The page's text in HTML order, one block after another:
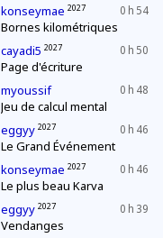
0 h 54
konseymae 2027
Bornes kilométriques
0 h 50
cayadi5 2027
Page d'écriture
0 h 48
myoussif
Jeu de calcul mental
0 h 46
eggyy 2027
Le Grand Événement
0 h 46
konseymae 2027
Le plus beau Karva
0 h 39
eggyy 2027
Vendanges